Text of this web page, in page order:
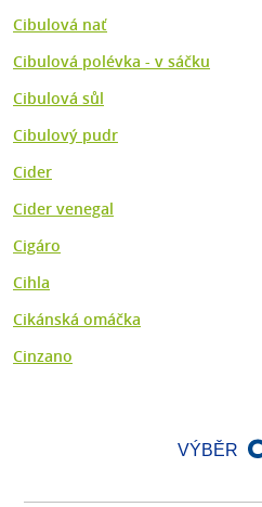
Cibulová nať
Cibulová polévka - v sáčku
Cibulová sůl
Cibulový pudr
Cider
Cider venegal
Cigáro
Cihla
Cikánská omáčka
Cinzano
VÝBĚR